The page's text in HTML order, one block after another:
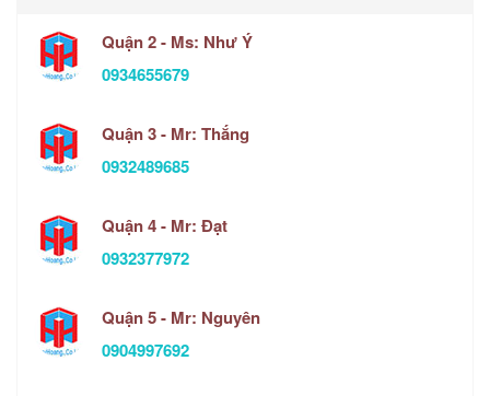
Quận 2 - Ms: Như Ý
0934655679
Quận 3 - Mr: Thắng
0932489685
Quận 4 - Mr: Đạt
0932377972
Quận 5 - Mr: Nguyên
0904997692